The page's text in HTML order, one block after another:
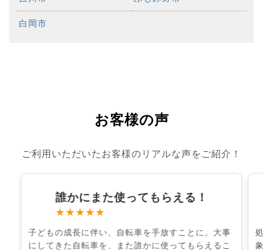
白岡市
お客様の声
ご利用いただいたお客様のリアルな声をご紹介！
誰かにまた使ってもらえる！
★★★★★
子どもの成長に伴い、自転車を手放すことに。大事
にしてきた自転車を、また誰かに使ってもらえるこ